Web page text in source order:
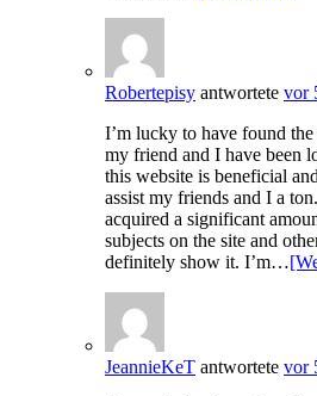
Robertepisy antwortete vor
I’m lucky to have found
my friend and I have been
this website is beneficial
assist my friends and I a
acquired a significant
subjects on the site and
definitely show it. I’m…
JeannieKeT antwortete vor